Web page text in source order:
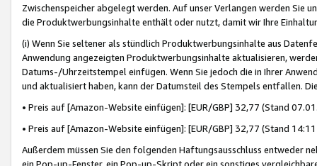
Zwischenspeicher abgelegt werden. Auf unser Verlangen werden Sie
die Produktwerbungsinhalte enthält oder nutzt, damit wir Ihre
(i) Wenn Sie seltener als stündlich Produktwerbungsinhalte aus
Anwendung angezeigten Produktwerbungsinhalte aktualisieren,
Datums-/Uhrzeitstempel einfügen. Wenn Sie jedoch die in Ihrer
und aktualisiert haben, kann der Datumsteil des Stempels entfallen.
• Preis auf [Amazon-Website einfügen]: [EUR/GBP] 32,77 (Stand
• Preis auf [Amazon-Website einfügen]: [EUR/GBP] 32,77 (Stand
Außerdem müssen Sie den folgenden Haftungsausschluss entweder
ein Pop-up-Fenster, ein Pop-up-Skript oder ein sonstiges